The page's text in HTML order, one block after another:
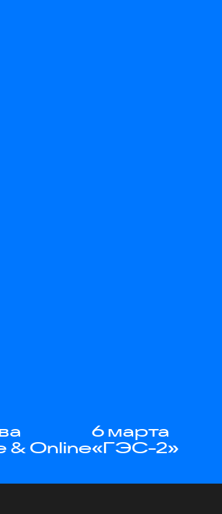
& Online
6 марта
«ГЭС-2»